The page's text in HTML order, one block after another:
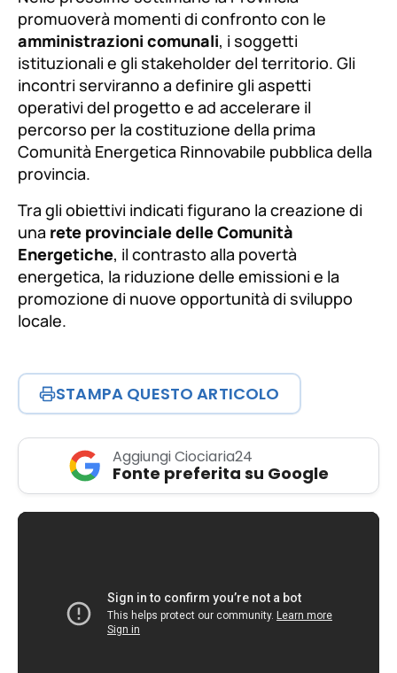
promuoverà momenti di confronto con le
amministrazioni comunali, i soggetti
istituzionali e gli stakeholder del territorio. Gli
incontri serviranno a definire gli aspetti
operativi del progetto e ad accelerare il
percorso per la costituzione della prima
Comunità Energetica Rinnovabile pubblica della
provincia.
Tra gli obiettivi indicati figurano la creazione di
una rete provinciale delle Comunità
Energetiche, il contrasto alla povertà
energetica, la riduzione delle emissioni e la
promozione di nuove opportunità di sviluppo
locale.
STAMPA QUESTO ARTICOLO
Aggiungi Ciociaria24
Fonte preferita su Google